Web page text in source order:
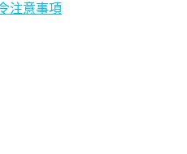
注意事項